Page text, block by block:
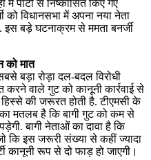
पार्टी से निष्कासित किए गए
को विधानसभा में अपना नया नेता
इस बड़े घटनाक्रम से ममता बनर्जी
को मात
बड़ा रोड़ा दल-बदल विरोधी
करने वाले गुट को कानूनी कार्रवाई से
की जरूरत होती है. टीएमसी के
मतलब है कि बागी गुट को कम से
बागी नेताओं का दावा है कि
कि इस जरूरी संख्या से कहीं ज्यादा
कानूनी रूप से दो फाड़ हो जाएगी।